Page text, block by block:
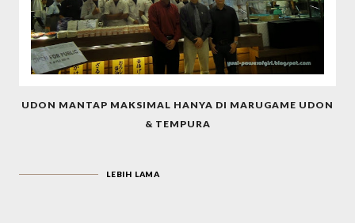
UDON MANTAP MAKSIMAL HANYA DI MARUGAME UDON
& TEMPURA
LEBIH LAMA